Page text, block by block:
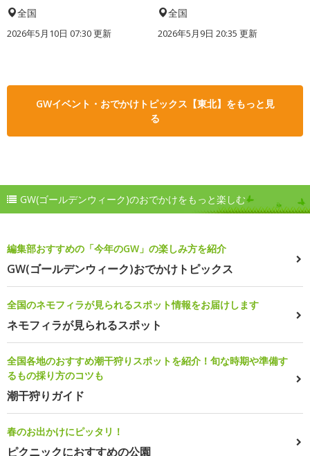
全国
2026年5月10日 07:30 更新
全国
2026年5月9日 20:35 更新
GWイベント・おでかけトピックス【東北】をもっと見
る
GW(ゴールデンウィーク)のおでかけをもっと楽しむ
編集部おすすめの「今年のGW」の楽しみ方を紹介
GW(ゴールデンウィーク)おでかけトピックス
全国のネモフィラが見られるスポット情報をお届けします
ネモフィラが見られるスポット
全国各地のおすすめ潮干狩りスポットを紹介！旬な時期や準備す
るもの採り方のコツも
潮干狩りガイド
春のお出かけにピッタリ！
ピクニックにおすすめの公園